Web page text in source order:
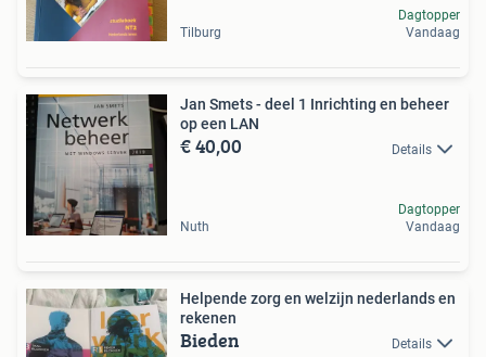
Tilburg
Dagtopper
Vandaag
Jan Smets - deel 1 Inrichting en beheer
op een LAN
€ 40,00 Details
Nuth
Dagtopper
Vandaag
Helpende zorg en welzijn nederlands en
rekenen
Bieden Details